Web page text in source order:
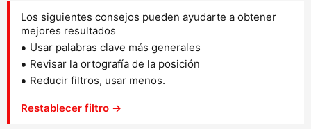
Los siguientes consejos pueden ayudarte a obtener
mejores resultados
Usar palabras clave más generales
Revisar la ortografía de la posición
Reducir filtros, usar menos.
Restablecer filtro →